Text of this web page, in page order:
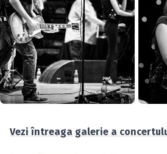
Vezi întreaga galerie a